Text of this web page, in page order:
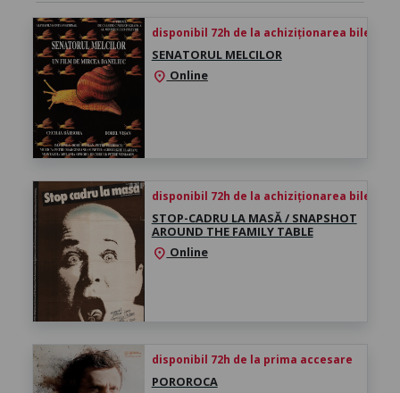
disponibil 72h de la achiziționarea biletului
SENATORUL MELCILOR
location_on Online
disponibil 72h de la achiziționarea biletului
STOP-CADRU LA MASĂ / SNAPSHOT
AROUND THE FAMILY TABLE
location_on Online
disponibil 72h de la prima accesare
POROROCA